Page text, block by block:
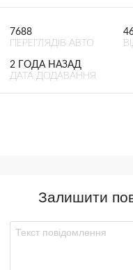
7688
ПЕРЕГЛЯДІВ АВТО
2 ГОДА НАЗАД
ДАТА ДОДАВАННЯ
Залишити